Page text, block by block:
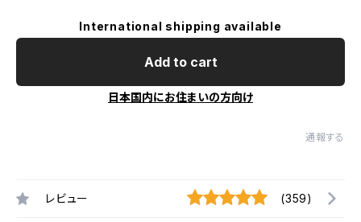
International shipping available
Add to cart
日本国内にお住まいの方向け
通報する
レビュー (359)